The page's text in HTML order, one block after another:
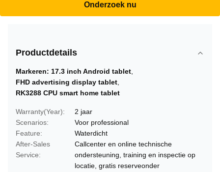
Onderzoek nu
Productdetails
Markeren: 17.3 inch Android tablet
FHD advertising display tablet
RK3288 CPU smart home tablet
Warranty(Year):
2 jaar
Scenarios:
Voor professional
Feature:
Waterdicht
After-Sales
Service:
Callcenter en online technische
ondersteuning, training en inspectie op
locatie, gratis reserveonder